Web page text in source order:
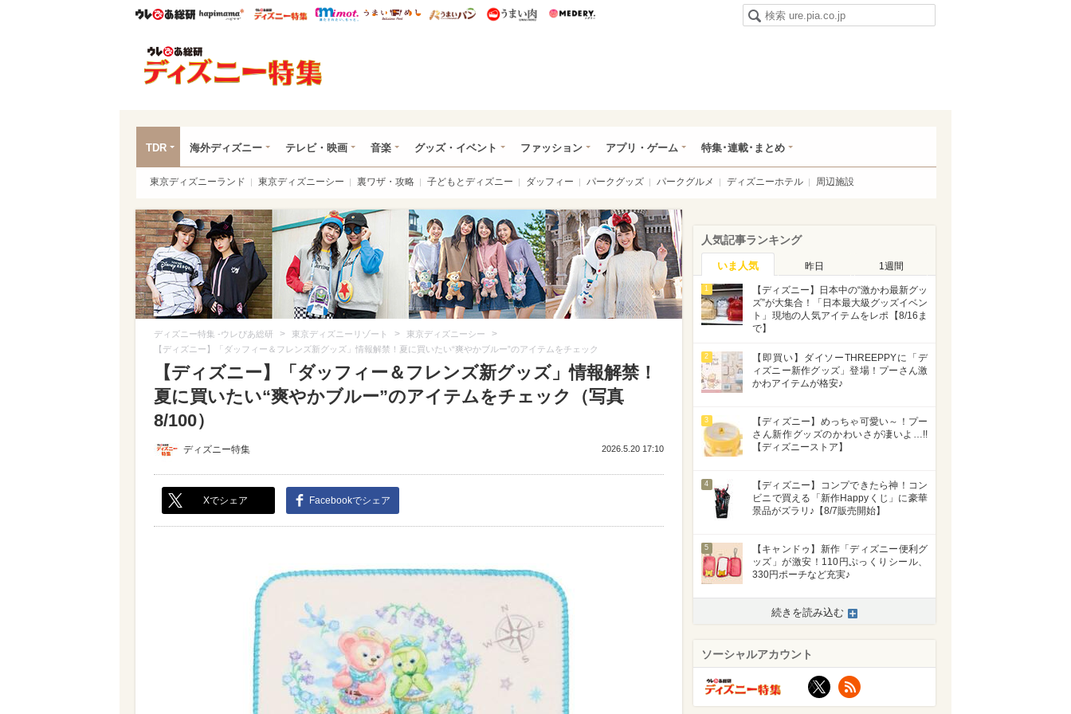
ウレぴあ総研ハピママ* ウレぴあ総研 ディズニー特集
mimot. うまいめし うまいパン うまい肉
TDR 海外ディズニー テレビ・映画 音楽 グッズ・イベント ファッション アプリ・ゲーム 特集･連載･まとめ
東京ディズニーランド 東京ディズニーシー 裏ワザ・攻略 子どもとディズニー ダッフィー パークグッズ パークグルメ ディズニーホテル 周辺施設
ディズニー特集 -ウレぴあ総研 > 東京ディズニーリゾート > 東京ディズニーシー >
【ディズニー】「ダッフィー＆フレンズ新グッズ」情報解禁！夏に買いたい“爽やかブルー”のアイテムをチェック
【ディズニー】「ダッフィー＆フレンズ新グッズ」情報解禁！
夏に買いたい“爽やかブルー”のアイテムをチェック（写真
8/100）
ディズニー特集 2026.5.20 17:10
Xでシェア Facebookでシェア
人気記事ランキング
いま人気 昨日 1週間
1
【ディズニー】日本中の“激かわ最新グッ
ズ”が大集合！「日本最大級グッズイベン
ト」現地の人気アイテムをレポ【8/16ま
で】
2
【即買い】ダイソーTHREEPPYに「デ
ィズニー新作グッズ」登場！プーさん激
かわアイテムが格安♪
3
【ディズニー】めっちゃ可愛い～！プー
さん新作グッズのかわいさが凄いよ…!!
【ディズニーストア】
4
【ディズニー】コンプできたら神！コン
ビニで買える「新作Happyくじ」に豪華
景品がズラリ♪【8/7販売開始】
5
【キャンドゥ】新作「ディズニー便利グ
ッズ」が激安！110円ぷっくりシール、
330円ポーチなど充実♪
続きを読み込む
ソーシャルアカウント
X